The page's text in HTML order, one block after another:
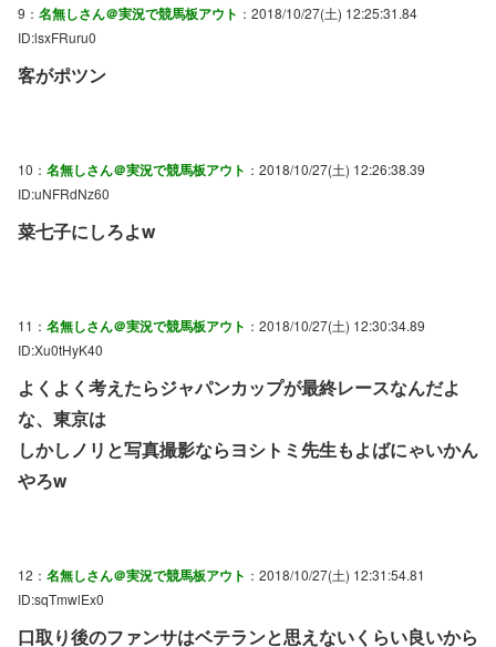
9： 名無しさん＠実況で競馬板アウト ：2018/10/27(土) 12:25:31.84
ID:lsxFRuru0
客がポツン
10： 名無しさん＠実況で競馬板アウト ：2018/10/27(土) 12:26:38.39
ID:uNFRdNz60
菜七子にしろよw
11： 名無しさん＠実況で競馬板アウト ：2018/10/27(土) 12:30:34.89
ID:Xu0tHyK40
よくよく考えたらジャパンカップが最終レースなんだよ
な、東京は
しかしノリと写真撮影ならヨシトミ先生もよばにゃいかん
やろw
12： 名無しさん＠実況で競馬板アウト ：2018/10/27(土) 12:31:54.81
ID:sqTmwlEx0
口取り後のファンサはベテランと思えないくらい良いから